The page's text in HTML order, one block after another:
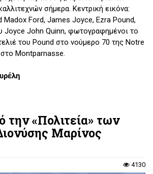
σήμερα. Κεντρική εικόνα:
Madox Ford, James Joyce, Ezra Pound,
Joyce John Quinn, φωτογραφημένοι το
του Pound στο νούμερο 70 της Notre
Montparnasse.
την «Πολιτεία» των
Μαρίνος
4130